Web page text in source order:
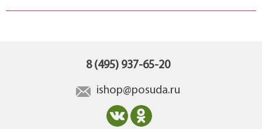
8 (495) 937-65-20
ishop@posuda.ru